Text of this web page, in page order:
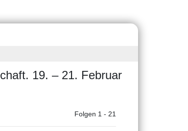
19. – 21. Februar
Folgen 1 - 21